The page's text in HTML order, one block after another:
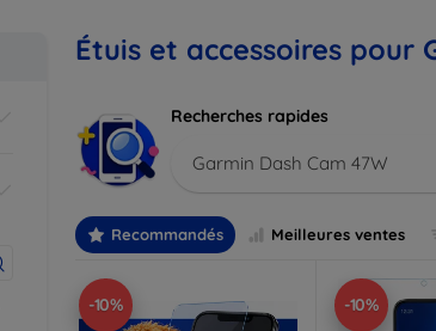
Étuis et accessoires pour
Recherches rapides
Garmin Dash Cam 47W
Recommandés Meilleures ventes
-10% -10%